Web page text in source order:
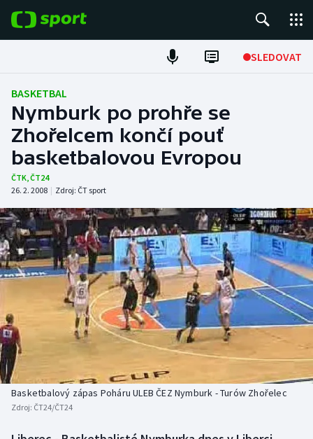
SLEDOVAT
Fotbal
Hokej
Tenis
Atletika
Cyklistika
DALŠÍ SPORTY
Americký fotbal
Baseball a softbal
Basketbal
Biatlon
NEPŘEHLÉDNĚTE
Historické návraty
Aplikace ČT sport
BASKETBAL
Nymburk po prohře se
Zhořelcem končí pouť
basketbalovou Evropou
ČTK,ČT24
26. 2. 2008 | Zdroj: ČT sport
Basketbalový zápas Poháru ULEB ČEZ Nymburk - Turów Zhořelec
Zdroj: ČT24/ČT24